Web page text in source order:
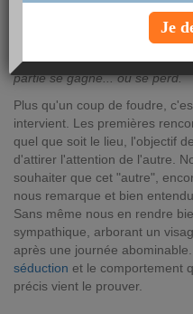
, des regards
des rires partagés... C'est là
partie se gagne... ou se perd.
Plus qu'un coup de foudre,
intervient. Les premières
quel que soit le lieu, l'objectif
d'attirer l'attention de l'autre.
souhaiter que cet "autre",
nous remarque et bien
Sans même nous en rendre
sympathique, arborant un
après une journée
séduction et le comportement
précis vient le prouver.
Je